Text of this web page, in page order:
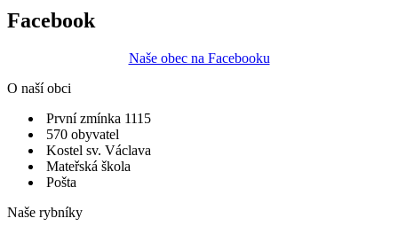
Facebook
Naše obec na Facebooku
O naší obci
První zmínka 1115
570 obyvatel
Kostel sv. Václava
Mateřská škola
Pošta
Naše rybníky